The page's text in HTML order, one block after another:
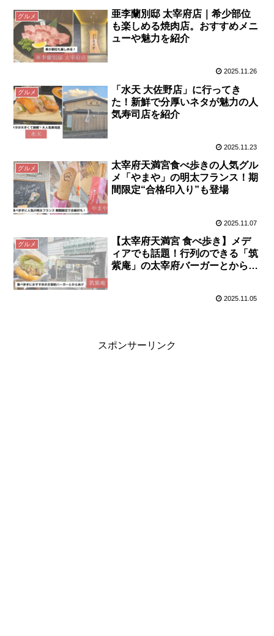
グルメ
亜李蘭別邸 太宰府店｜希少部位
も楽しめる焼肉店。おすすめメニ
ューや魅力を紹介
2025.11.26
グルメ
「水天 大佐野店」に行ってき
た！新鮮で分厚いネタが魅力の人
気寿司店を紹介
2025.11.23
グルメ
太宰府天満宮食べ歩きの人気グル
メ「やまや」の明太フランス！期
間限定“合格印入り”も登場
2025.11.07
グルメ
【太宰府天満宮 食べ歩き】メデ
ィアでも話題！行列のできる「筑
紫庵」の太宰府バーガーとからあ
2025.11.05
スポンサーリンク